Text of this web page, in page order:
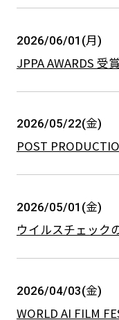
2026/06/01(月)
JPPA AWARDS 受賞
2026/05/22(金)
POST
2026/05/01(金)
ウイルスチェック
2026/04/03(金)
WORLD AI FILM